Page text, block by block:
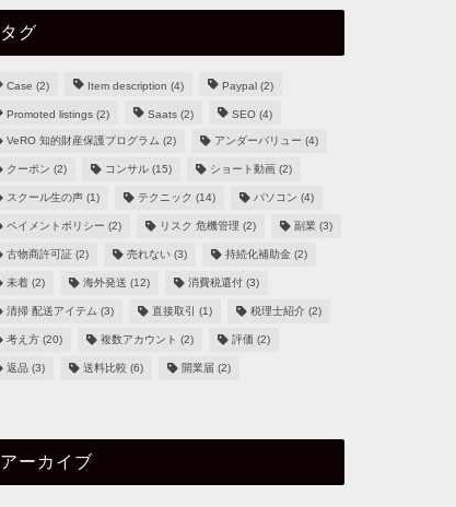
タグ
Case (2) Item description (4) Paypal(2)
Promoted listings(2) Saats(2) SEO(4)
VeRO 知的財産保護プログラム (2) アンダーバリュー (4)
クーポン (2) コンサル(15) ショート動画(2)
スクール生の声(1) テクニック (14) パソコン (4)
ペイメントポリシー (2) リスク 危機管理 (2) 副業 (3)
古物商許可証(2) 売れない(3) 持続化補助金(2)
未着(2) 海外発送 (12) 消費税還付(3)
清掃 配送アイテム (3) 直接取引 (1) 税理士紹介(2)
考え方(20) 複数アカウント (2) 評価 (2)
返品(3) 送料比較 (6) 開業届 (2)
アーカイブ